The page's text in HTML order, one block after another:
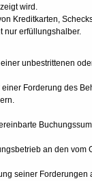
wird.
Kreditkarten,
nur erfüllungshalber.
unbestrittenen
Forderung des
an den vom
seiner Forderungen